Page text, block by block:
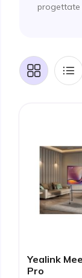
progettate
Griglia
Yealink
Pro